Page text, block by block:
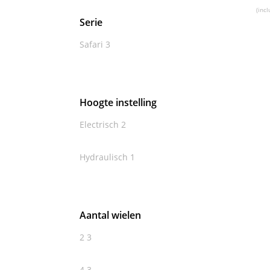
Serie
Safari 3
Hoogte instelling
Electrisch 2
Hydraulisch 1
Aantal wielen
2 3